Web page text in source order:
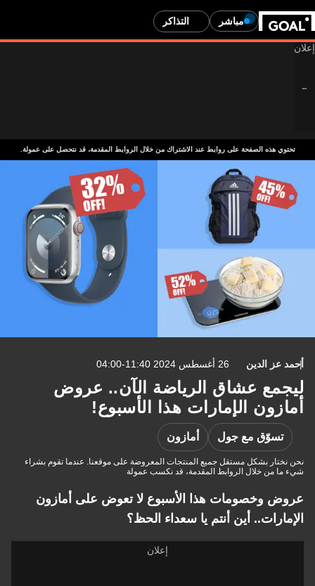
مباشر التذاكر
تحتوي هذه الصفحة على روابط عند الاشتراك من خلال الروابط المقدمة، قد نتحصل على عمولة.
أحمد عز الدين 26 أغسطس 2024 11:40-04:00
ليجمع عشاق الرياضة الآن.. عروض
أمازون الإمارات هذا الأسبوع!
تسوّق مع جول أمازون
نحن نختار بشكل مستقل جميع المنتجات المعروضة على موقعنا. عندما تقوم بشراء
شيء ما من خلال الروابط المقدمة، قد نكسب عمولة
عروض وخصومات هذا الأسبوع لا تعوض على أمازون
الإمارات.. أين أنتم يا سعداء الحظ؟